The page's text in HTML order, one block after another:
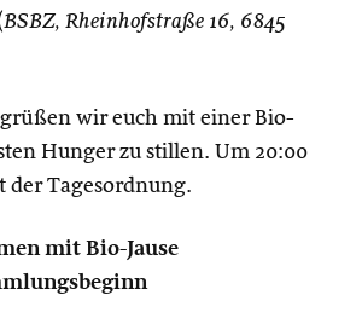
BSBZ, Rheinhofstraße 16, 6845
wir euch mit einer Bio-
Hunger zu stillen. Um 20:00
Tagesordnung.
mit Bio-Jause